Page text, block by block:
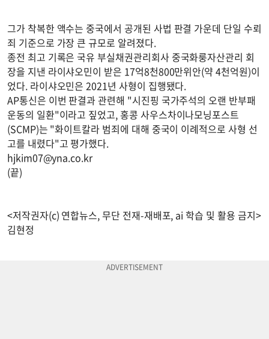
그가 착복한 액수는 중국에서 공개된 사법 판결 가운데 단일 수뢰
죄 기준으로 가장 큰 규모로 알려졌다.
종전 최고 기록은 국유 부실채권관리회사 중국화룽자산관리 회
장을 지낸 라이샤오민이 받은 17억8천800만위안(약 4천억원)이
었다. 라이샤오민은 2021년 사형이 집행됐다.
AP통신은 이번 판결과 관련해 "시진핑 국가주석의 오랜 반부패
운동의 일환"이라고 짚었고, 홍콩 사우스차이나모닝포스트
(SCMP)는 "화이트칼라 범죄에 대해 중국이 이례적으로 사형 선
고를 내렸다"고 평가했다.
hjkim07@yna.co.kr
(끝)
<저작권자(c) 연합뉴스, 무단 전재-재배포, ai 학습 및 활용 금지>
김현정